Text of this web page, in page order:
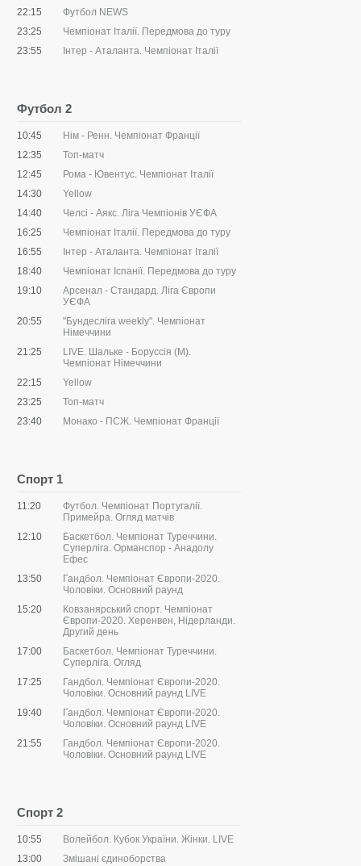
22:15
Футбол NEWS
23:25
Чемпіонат Італії. Передмова до туру
23:55
Інтер - Аталанта. Чемпіонат Італії
Футбол 2
10:45
Нім - Ренн. Чемпіонат Франції
12:35
Топ-матч
12:45
Рома - Ювентус. Чемпіонат Італії
14:30
Yellow
14:40
Челсі - Аякс. Ліга Чемпіонів УЄФА
16:25
Чемпіонат Італії. Передмова до туру
16:55
Інтер - Аталанта. Чемпіонат Італії
18:40
Чемпіонат Іспанії. Передмова до туру
19:10
Арсенал - Стандард. Ліга Європи
УЄФА
20:55
"Бундесліга weekly". Чемпіонат
Німеччини
21:25
LIVE. Шальке - Боруссія (М).
Чемпіонат Німеччини
22:15
Yellow
23:25
Топ-матч
23:40
Монако - ПСЖ. Чемпіонат Франції
Спорт 1
11:20
Футбол. Чемпіонат Португалії.
Примейра. Огляд матчів
12:10
Баскетбол. Чемпіонат Туреччини.
Суперліга. Орманспор - Анадолу
Ефес
13:50
Гандбол. Чемпіонат Європи-2020.
Чоловіки. Основний раунд
15:20
Ковзанярський спорт. Чемпіонат
Європи-2020. Херенвен, Нідерланди.
Другий день
17:00
Баскетбол. Чемпіонат Туреччини.
Суперліга. Огляд
17:25
Гандбол. Чемпіонат Європи-2020.
Чоловіки. Основний раунд LIVE
19:40
Гандбол. Чемпіонат Європи-2020.
Чоловіки. Основний раунд LIVE
21:55
Гандбол. Чемпіонат Європи-2020.
Чоловіки. Основний раунд LIVE
Спорт 2
10:55
Волейбол. Кубок України. Жінки. LIVE
13:00
Змішані єдиноборства